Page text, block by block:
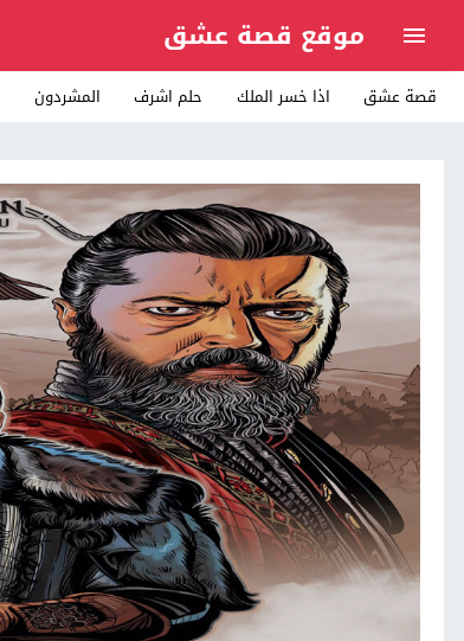
موقع قصة عشق
قصة عشق اذا خسر الملك حلم اشرف المشردون